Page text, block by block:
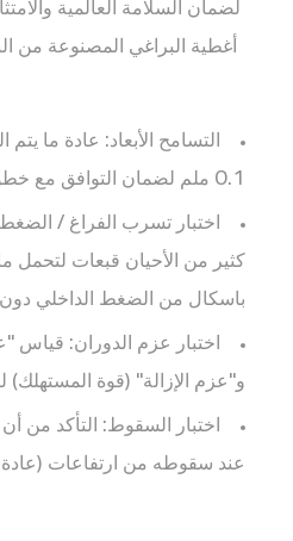
يمكن
استخدام
في
خطوط
الإنتاج
المعقمة؟
4.
ما
الفرق
النهاية
28/410
لضمان السلامة العالمية
أغطية البراغي المصنوعة من
التسامح الأبعاد: عادة ما يتم
0.1 ملم
لضمان التوافق مع
اختبار تسرب الفراغ /
كثير من الأحيان قبعات لتحمل
باسكال من الضغط الداخلي
اختبار عزم الدوران: قياس
و"عزم الإزالة" (قوة المستهلك)
اختبار السقوط: التأكد من
عند سقوطه من ارتفاعات (عادة من 0.8 إلى